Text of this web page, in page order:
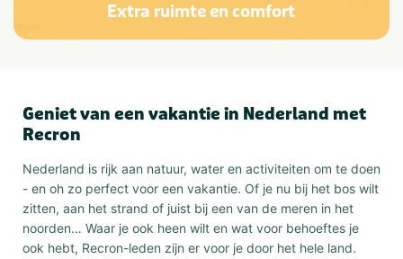
Extra ruimte en comfort
Geniet van een vakantie in Nederland met
Recron
Nederland is rijk aan natuur, water en activiteiten om te doen
- en oh zo perfect voor een vakantie. Of je nu bij het bos wilt
zitten, aan het strand of juist bij een van de meren in het
noorden… Waar je ook heen wilt en wat voor behoeftes je
ook hebt, Recron-leden zijn er voor je door het hele land.